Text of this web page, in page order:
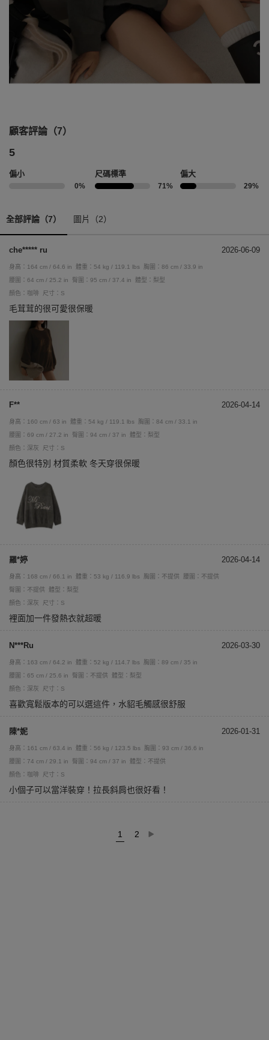
顧客評論（7）
5
偏小
0%
尺碼標準
71%
偏大
29%
全部評論（7） 圖片（2）
che***** ru 2026-06-09
身高：164 cm / 64.6 in 體重：54 kg / 119.1 lbs
胸圍：86 cm / 33.9 in
腰圍：64 cm / 25.2 in
臀圍：95 cm / 37.4 in
體型：梨型
顏色：咖啡
尺寸：S
毛茸茸的很可愛很保暖
F** 2026-04-14
身高：160 cm / 63 in 體重：54 kg / 119.1 lbs
胸圍：84 cm / 33.1 in
腰圍：69 cm / 27.2 in
臀圍：94 cm / 37 in
體型：梨型
顏色：深灰
尺寸：S
顏色很特別 材質柔軟 冬天穿很保暖
羅*婷 2026-04-14
身高：168 cm / 66.1 in 體重：53 kg / 116.9 lbs 胸圍：不提供
腰圍：不提供
臀圍：不提供
體型：梨型
顏色：深灰
尺寸：S
裡面加一件發熱衣就超暖
N***Ru 2026-03-30
身高：163 cm / 64.2 in 體重：52 kg / 114.7 lbs
胸圍：89 cm / 35 in
腰圍：65 cm / 25.6 in
臀圍：不提供
體型：梨型
顏色：深灰
尺寸：S
喜歡寬鬆版本的可以選這件，水貂毛觸感很舒服
陳*妮 2026-01-31
身高：161 cm / 63.4 in 體重：56 kg / 123.5 lbs
胸圍：93 cm / 36.6 in
腰圍：74 cm / 29.1 in
臀圍：94 cm / 37 in
體型：不提供
顏色：咖啡
尺寸：S
小個子可以當洋裝穿！拉長斜肩也很好看！
1 2